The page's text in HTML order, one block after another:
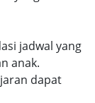
jadwal yang
anak.
dapat